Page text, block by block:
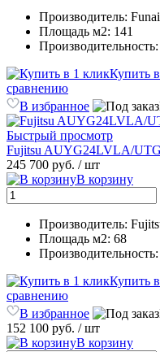
Производитель: Funai
Площадь м2: 141
Купить
сравнению
В избранное
Быстрый просмотр
Fujitsu AUYG24LVLA/
245 700 руб. / шт
В корзину
Производитель:
Площадь м2: 68
Купить
сравнению
В избранное
152 100 руб. / шт
В корзину